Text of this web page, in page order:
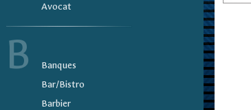
Avocat
B
Banques
Bar/Bistro
Barbier